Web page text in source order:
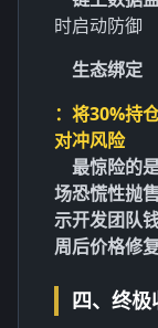
时启动防御
生态绑定
：将30%持
对冲风险
最惊险的
场恐慌性抛
示开发团队
周后价格修
四、终